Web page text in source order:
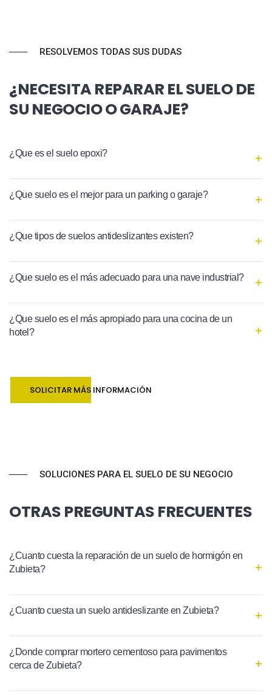
RESOLVEMOS TODAS SUS DUDAS
¿NECESITA REPARAR EL SUELO DE
SU NEGOCIO O GARAJE?
¿Que es el suelo epoxi?
¿Que suelo es el mejor para un parking o garaje?
¿Que tipos de suelos antideslizantes existen?
¿Que suelo es el más adecuado para una nave industrial?
¿Que suelo es el más apropiado para una cocina de un
hotel?
SOLICITAR MÁS INFORMACIÓN
SOLUCIONES PARA EL SUELO DE SU NEGOCIO
OTRAS PREGUNTAS FRECUENTES
¿Cuanto cuesta la reparación de un suelo de hormigón en
Zubieta?
¿Cuanto cuesta un suelo antideslizante en Zubieta?
¿Donde comprar mortero cementoso para pavimentos
cerca de Zubieta?